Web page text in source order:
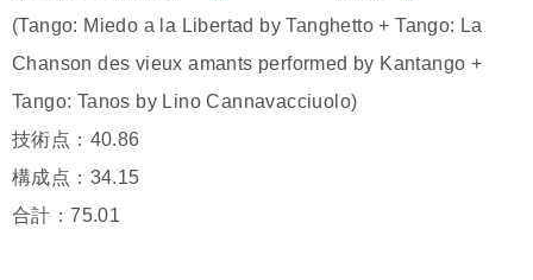
(Tango: Miedo a la Libertad by Tanghetto + Tango: La
Chanson des vieux amants performed by Kantango +
Tango: Tanos by Lino Cannavacciuolo)
技術点：40.86
構成点：34.15
合計：75.01